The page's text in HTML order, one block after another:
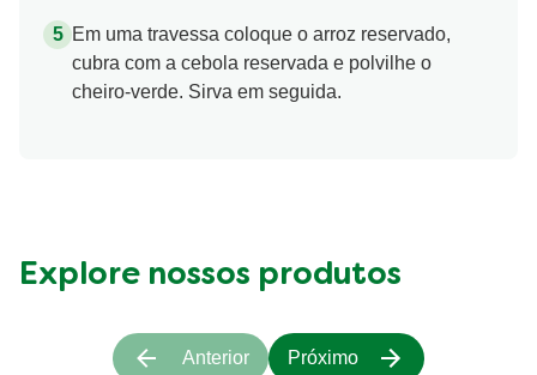
Em uma travessa coloque o arroz reservado,
cubra com a cebola reservada e polvilhe o
cheiro-verde. Sirva em seguida.
Explore nossos produtos
Anterior Próximo